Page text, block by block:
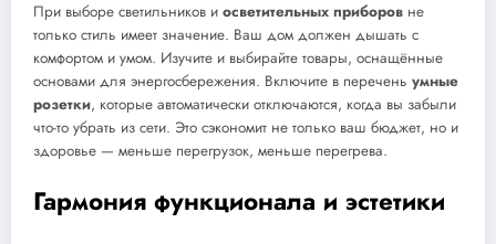
При выборе светильников и осветительных приборов не
только стиль имеет значение. Ваш дом должен дышать с
комфортом и умом. Изучите и выбирайте товары, оснащённые
основами для энергосбережения. Включите в перечень умные
розетки, которые автоматически отключаются, когда вы забыли
что-то убрать из сети. Это сэкономит не только ваш бюджет, но и
здоровье — меньше перегрузок, меньше перегрева.
Гармония функционала и эстетики